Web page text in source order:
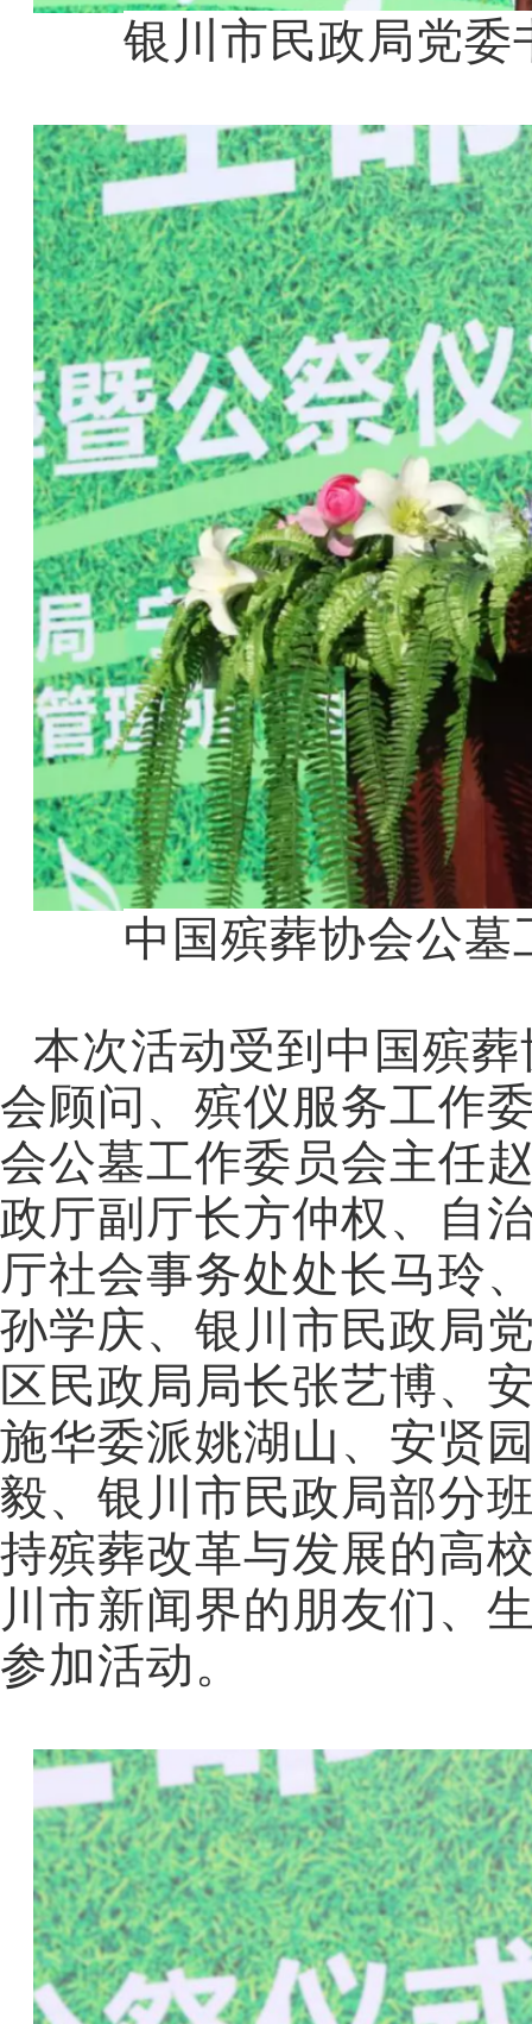
银川市民政局党
中国殡葬协会公
本次活动受到中国殡
会顾问、殡仪服务工作
会公墓工作委员会主任
政厅副厅长方仲权、自
厅社会事务处处长马玲
孙学庆、银川市民政局
区民政局局长张艺博、
施华委派姚湖山、安贤
毅、银川市民政局部分
持殡葬改革与发展的高
川市新闻界的朋友们、
参加活动。